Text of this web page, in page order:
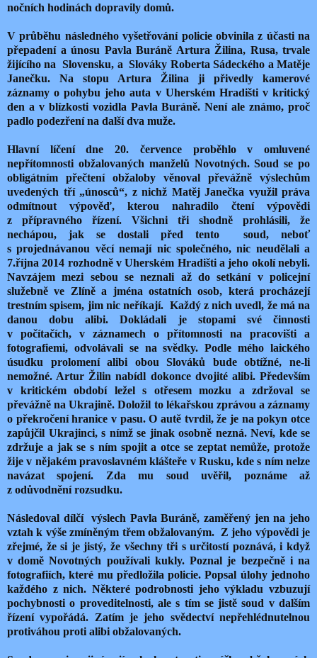
nočních hodinách dopravily domů.
V průběhu následného vyšetřování policie obvinila z účasti na
přepadení a únosu Pavla Buráně Artura Žilina, Rusa, trvale
žijícího na Slovensku, a Slováky Roberta Sádeckého a Matěje
Janečku. Na stopu Artura Žilina ji přivedly kamerové
záznamy o pohybu jeho auta v Uherském Hradišti v kritický
den a v blízkosti vozidla Pavla Buráně. Není ale známo, proč
padlo podezření na další dva muže.
Hlavní líčení dne 20. července proběhlo v omluvené
nepřítomnosti obžalovaných manželů Novotných. Soud se po
obligátním přečtení obžaloby věnoval převážně výslechům
uvedených tří „únosců“, z nichž Matěj Janečka využil práva
odmítnout výpověď, kterou nahradilo čtení výpovědi
z přípravného řízení. Všichni tři shodně prohlásili, že
nechápou, jak se dostali před tento soud, neboť
s projednávanou věcí nemají nic společného, nic neudělali a
7.října 2014 rozhodně v Uherském Hradišti a jeho okolí nebyli.
Navzájem mezi sebou se neznali až do setkání v policejní
služebně ve Zlíně a jména ostatních osob, která procházejí
trestním spisem, jim nic neříkají. Každý z nich uvedl, že má na
danou dobu alibi. Dokládali je stopami své činnosti
v počítačích, v záznamech o přítomnosti na pracovišti a
fotografiemi, odvolávali se na svědky. Podle mého laického
úsudku prolomení alibi obou Slováků bude obtížné, ne-li
nemožné. Artur Žilin nabídl dokonce dvojité alibi. Především
v kritickém období ležel s otřesem mozku a zdržoval se
převážně na Ukrajině. Doložil to lékařskou zprávou a záznamy
o překročení hranice v pasu. O autě tvrdil, že je na pokyn otce
zapůjčil Ukrajinci, s nímž se jinak osobně nezná. Neví, kde se
zdržuje a jak se s ním spojit a otce se zeptat nemůže, protože
žije v nějakém pravoslavném klášteře v Rusku, kde s ním nelze
navázat spojení. Zda mu soud uvěřil, poznáme až
z odůvodnění rozsudku.
Následoval dílčí výslech Pavla Buráně, zaměřený jen na jeho
vztah k výše zmíněným třem obžalovaným. Z jeho výpovědi je
zřejmé, že si je jistý, že všechny tři s určitostí poznává, i když
v domě Novotných používali kukly. Poznal je bezpečně i na
fotografiích, které mu předložila policie. Popsal úlohy jednoho
každého z nich. Některé podrobnosti jeho výkladu vzbuzují
pochybnosti o proveditelnosti, ale s tím se jistě soud v dalším
řízení vypořádá. Zatím je jeho svědectví nepřehlédnutelnou
protiváhou proti alibi obžalovaných.